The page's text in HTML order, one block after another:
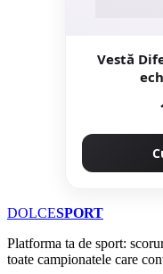
Vestă
DOLCESPORT
Platforma ta de sport:
toate campionatele care